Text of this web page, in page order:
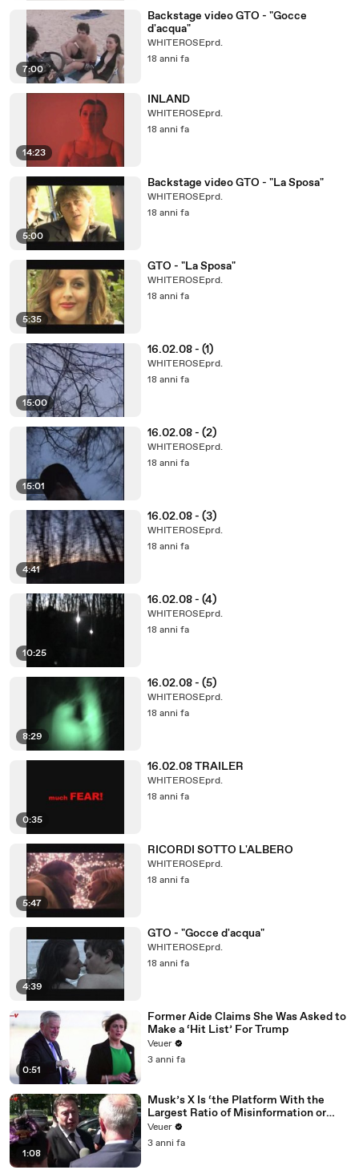
7:00
Backstage video GTO - "Gocce
d'acqua"
WHITEROSEprd.
18 anni fa
14:23
INLAND
WHITEROSEprd.
18 anni fa
5:00
Backstage video GTO - "La Sposa"
WHITEROSEprd.
18 anni fa
5:35
GTO - "La Sposa"
WHITEROSEprd.
18 anni fa
15:00
16.02.08 - (1)
WHITEROSEprd.
18 anni fa
15:01
16.02.08 - (2)
WHITEROSEprd.
18 anni fa
4:41
16.02.08 - (3)
WHITEROSEprd.
18 anni fa
10:25
16.02.08 - (4)
WHITEROSEprd.
18 anni fa
8:29
16.02.08 - (5)
WHITEROSEprd.
18 anni fa
0:35
16.02.08 TRAILER
WHITEROSEprd.
18 anni fa
5:47
RICORDI SOTTO L'ALBERO
WHITEROSEprd.
18 anni fa
4:39
GTO - "Gocce d'acqua"
WHITEROSEprd.
18 anni fa
0:51
Former Aide Claims She Was Asked to
Make a ‘Hit List’ For Trump
Veuer
3 anni fa
1:08
Musk’s X Is ‘the Platform With the
Largest Ratio of Misinformation or
Disinformation’ Amongst All Social
Media Platforms
Veuer
3 anni fa